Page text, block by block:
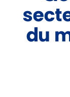
du